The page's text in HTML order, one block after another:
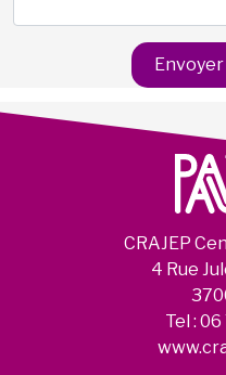
CRAJEP
4 Rue
Tel : 06